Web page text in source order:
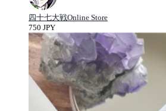
四十七大戦Online Store
750 JPY